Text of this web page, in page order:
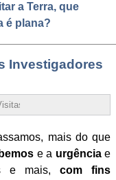
a Terra, que
é plana?
Investigadores
mais do que
e a urgênciae
e mais, com fins